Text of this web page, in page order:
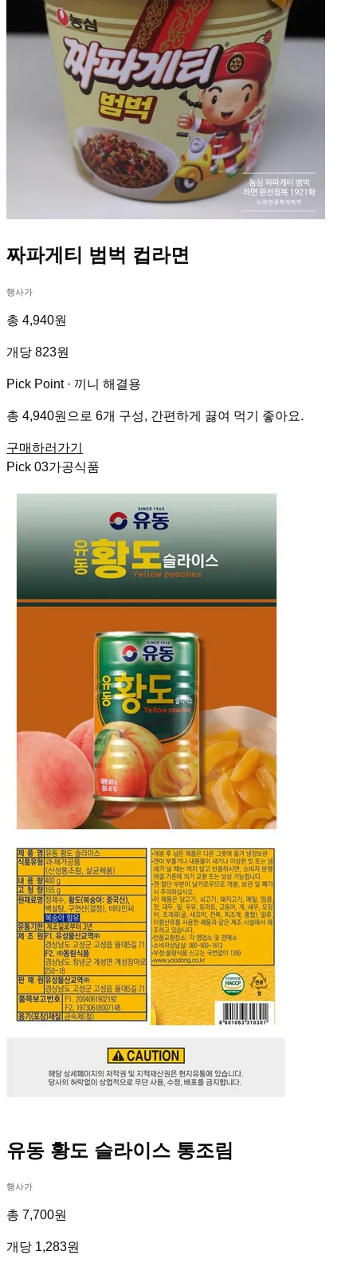
짜파게티 범벅 컵라면
행사가
총 4,940원
개당 823원
Pick Point · 끼니 해결용
총 4,940원으로 6개 구성, 간편하게 끓여 먹기 좋아요.
구매하러가기
Pick 03가공식품
유동 황도 슬라이스 통조림
행사가
총 7,700원
개당 1,283원